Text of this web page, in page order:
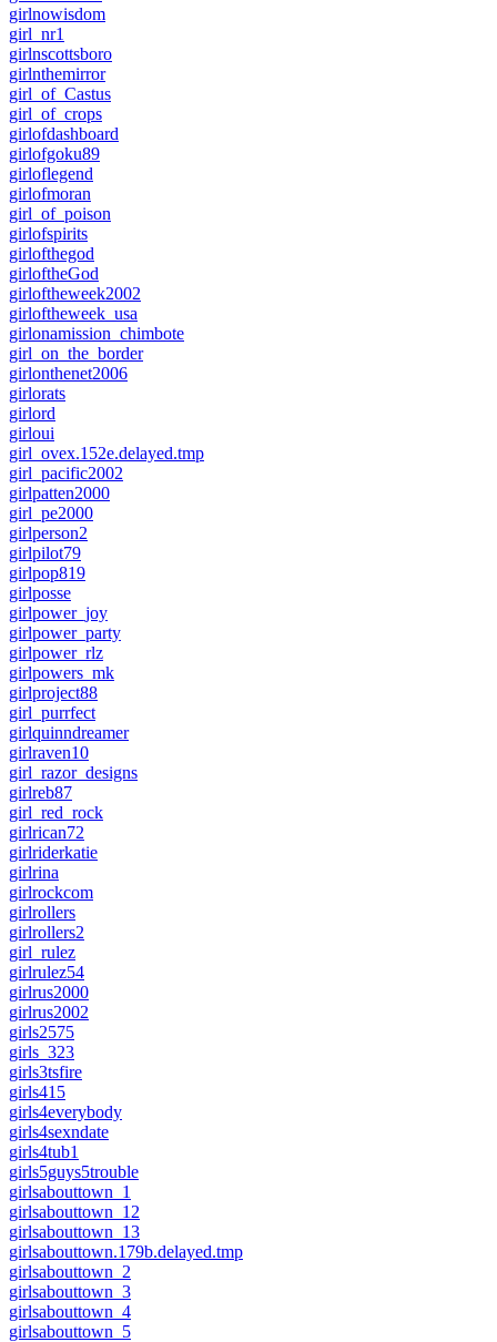
girlnowisdom
girl_nr1
girlnscottsboro
girlnthemirror
girl_of_Castus
girl_of_crops
girlofdashboard
girlofgoku89
girloflegend
girlofmoran
girl_of_poison
girlofspirits
girlofthegod
girloftheGod
girloftheweek2002
girloftheweek_usa
girlonamission_chimbote
girl_on_the_border
girlonthenet2006
girlorats
girlord
girloui
girl_ovex.152e.delayed.tmp
girl_pacific2002
girlpatten2000
girl_pe2000
girlperson2
girlpilot79
girlpop819
girlposse
girlpower_joy
girlpower_party
girlpower_rlz
girlpowers_mk
girlproject88
girl_purrfect
girlquinndreamer
girlraven10
girl_razor_designs
girlreb87
girl_red_rock
girlrican72
girlriderkatie
girlrina
girlrockcom
girlrollers
girlrollers2
girl_rulez
girlrulez54
girlrus2000
girlrus2002
girls2575
girls_323
girls3tsfire
girls415
girls4everybody
girls4sexndate
girls4tub1
girls5guys5trouble
girlsabouttown_1
girlsabouttown_12
girlsabouttown_13
girlsabouttown.179b.delayed.tmp
girlsabouttown_2
girlsabouttown_3
girlsabouttown_4
girlsabouttown_5